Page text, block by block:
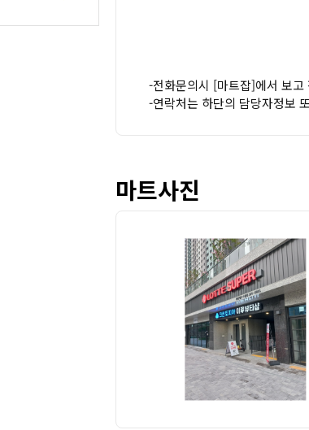
-전화문의시 [마트잡]에서 보
-연락처는 하단의 담당자정보
마트사진